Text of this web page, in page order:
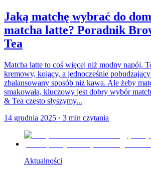
Jaką matchę wybrać do
matcha latte? Poradnik
Tea
Matcha latte to coś więcej niż modny napój.
kremowy, kojący, a jednocześnie
zbalansowany sposób niż kawa. Ale żeby
smakowała, kluczowy jest dobry wybór
& Tea często słyszymy...
14 grudnia 2025 · 3 min czytania
Aktualności